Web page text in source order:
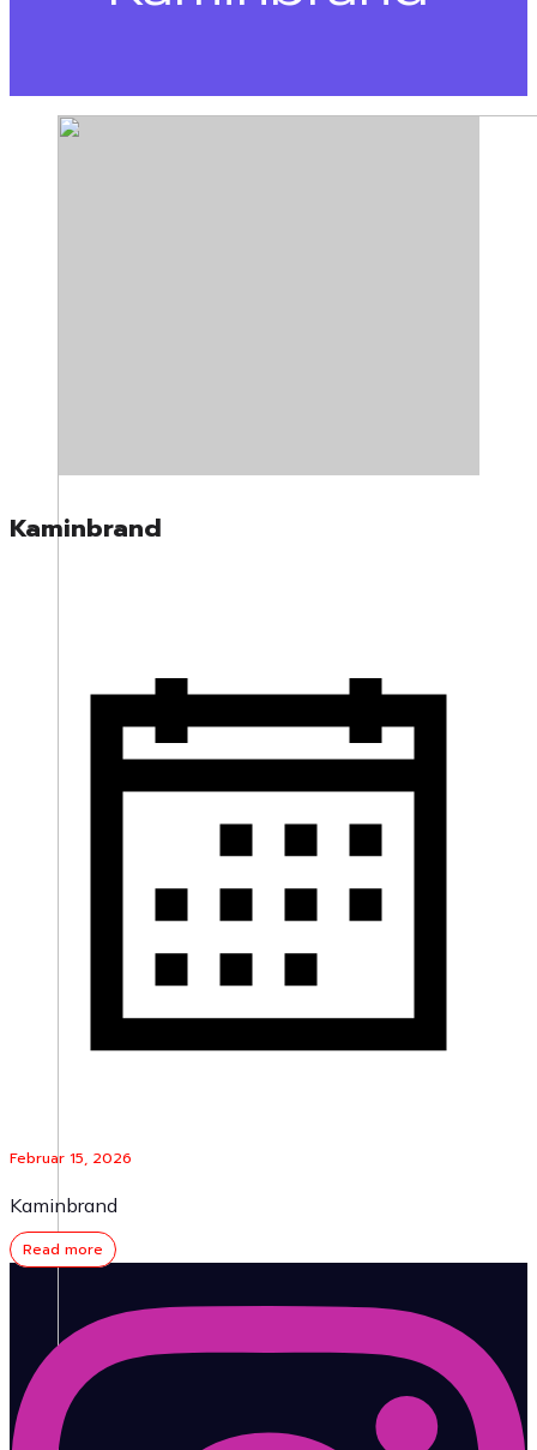
Kaminbrand
Februar 15, 2026
Kaminbrand
Read more